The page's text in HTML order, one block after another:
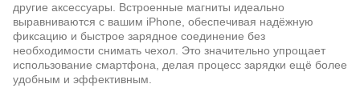
другие аксессуары. Встроенные магниты идеально
выравниваются с вашим iPhone, обеспечивая надёжную
фиксацию и быстрое зарядное соединение без
необходимости снимать чехол. Это значительно упрощает
использование смартфона, делая процесс зарядки ещё более
удобным и эффективным.